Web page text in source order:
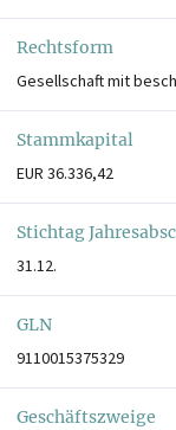
Rechtsform
Gesellschaft mit
Stammkapital
EUR 36.336,42
Stichtag
31.12.
GLN
9110015375329
Geschäftszweige